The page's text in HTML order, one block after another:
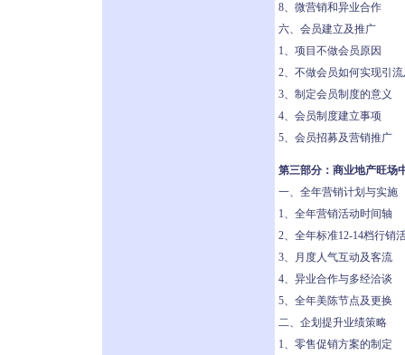
8、微营销和异业合作
六、会员建立及推广
1、项目不做会员原因
2、不做会员如何实现引流
3、制定会员制度的意义
4、会员制度建立事项
5、会员招募及营销推广
第三部分：商业地产旺场
一、全年营销计划与实施
1、全年营销活动时间轴
2、全年标准12-14档行销
3、月度人气互动及客流
4、异业合作与多经洽谈
5、全年美陈节点及更换
二、企划提升业绩策略
1、零售促销方案的制定